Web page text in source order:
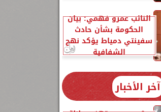
النائب عمرو فهمي: بيان
الحكومة بشأن حادث
سفينتي دمياط يؤكد نهج
الشفافية
آخر الأخبار